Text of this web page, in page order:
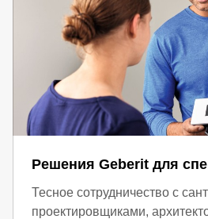
Решения Geberit для
Тесное сотрудничество с
проектировщиками,